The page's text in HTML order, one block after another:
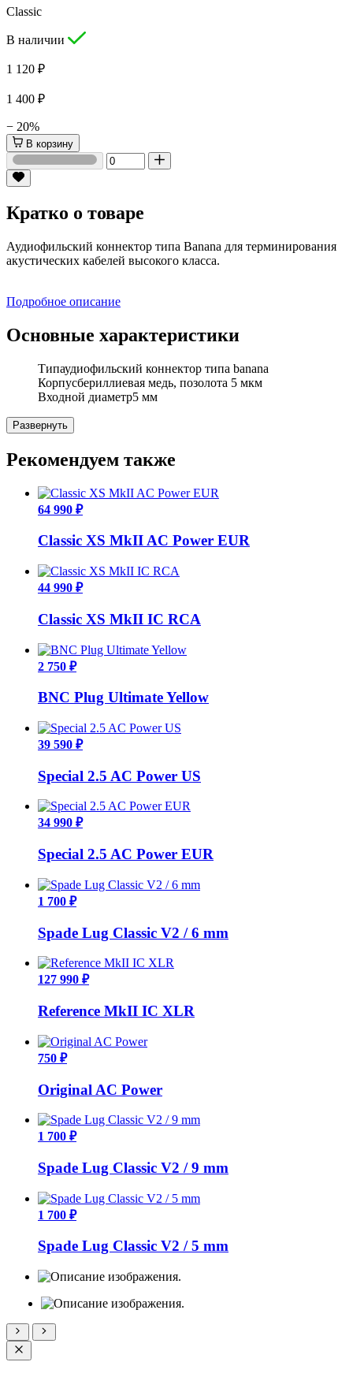
Classic
В наличии
1 120 ₽
1 400 ₽
− 20%
В корзину
Кратко о товаре
Аудиофильский коннектор типа Banana для терминирования
акустических кабелей высокого класса.
Подробное описание
Основные характеристики
Типаудиофильский коннектор типа banana
Корпусбериллиевая медь, позолота 5 мкм
Входной диаметр5 мм
Развернуть
Рекомендуем также
64 990 ₽
Classic XS MkII AC Power EUR
44 990 ₽
Classic XS MkII IC RCA
2 750 ₽
BNC Plug Ultimate Yellow
39 590 ₽
Special 2.5 AC Power US
34 990 ₽
Special 2.5 AC Power EUR
1 700 ₽
Spade Lug Classic V2 / 6 mm
127 990 ₽
Reference MkII IC XLR
750 ₽
Original AC Power
1 700 ₽
Spade Lug Classic V2 / 9 mm
1 700 ₽
Spade Lug Classic V2 / 5 mm